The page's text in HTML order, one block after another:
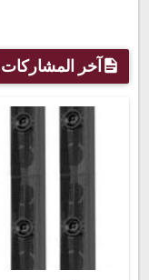
آخر المشاركات